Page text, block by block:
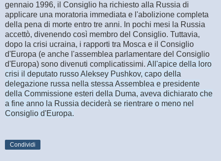
gennaio 1996, il Consiglio ha richiesto alla Russia di
applicare una moratoria immediata e l'abolizione completa
della pena di morte entro tre anni. In pochi mesi la Russia
accettò, divenendo così membro del Consiglio. Tuttavia,
dopo la crisi ucraina, i rapporti tra Mosca e il Consiglio
d'Europa (e anche l'assemblea parlamentare del Consiglio
d'Europa) sono divenuti complicatissimi. All'apice della loro
crisi il deputato russo Aleksey Pushkov, capo della
delegazione russa nella stessa Assemblea e presidente
della Commissione esteri della Duma, aveva dichiarato che
a fine anno la Russia deciderà se rientrare o meno nel
Consiglio d'Europa.
Condividi